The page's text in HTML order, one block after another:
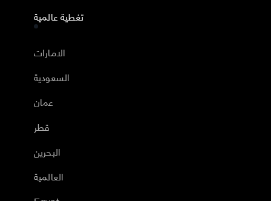
تغطية عالمية
الامارات
السعودية
عمان
قطر
البحرين
العالمية